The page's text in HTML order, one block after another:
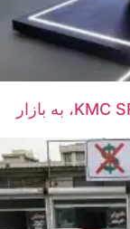
شاسی‌بلند جدید و جذاب کرمان موتور، KMC SR6، به بازار